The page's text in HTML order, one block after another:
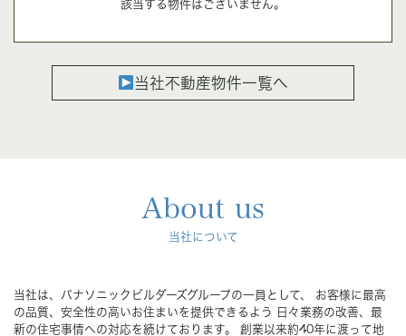
該当する物件はございません。
当社不動産物件一覧へ
About us
当社について
当社は、パナソニックビルダーズグループの一員として、
お客様に最高
の品質、安全性の高いお住まいを提供できるよう
日々業務の改善、最
新の住宅事情への対応を続けております。
創業以来約40年に渡って地